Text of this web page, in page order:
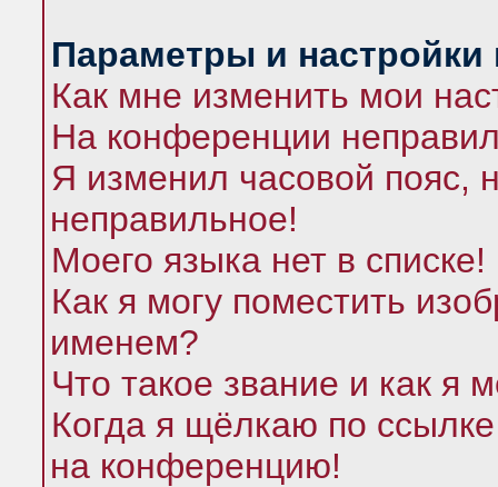
Параметры и настройки
Как мне изменить мои
На конференции
Я изменил часовой пояс,
неправильное!
Моего языка нет в списке!
Как я могу поместить
именем?
Что такое звание и как я
Когда я щёлкаю по
на конференцию!